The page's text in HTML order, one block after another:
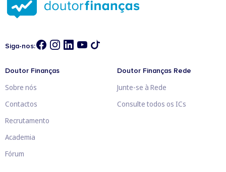
Siga-nos:
Doutor Finanças
Sobre nós
Contactos
Recrutamento
Academia
Fórum
Doutor Finanças Rede
Junte-se à Rede
Consulte todos os ICs